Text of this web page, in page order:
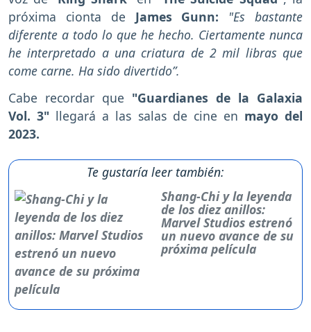
próxima cionta de James Gunn:
"Es bastante
diferente a todo lo que he hecho. Ciertamente nunca
he interpretado a una criatura de 2 mil libras que
come carne. Ha sido divertido”.
Cabe recordar que "Guardianes de la Galaxia
Vol. 3" llegará a las salas de cine en mayo del
2023.
Te gustaría leer también:
Shang-Chi y la leyenda
de los diez anillos:
Marvel Studios estrenó
un nuevo avance de su
próxima película